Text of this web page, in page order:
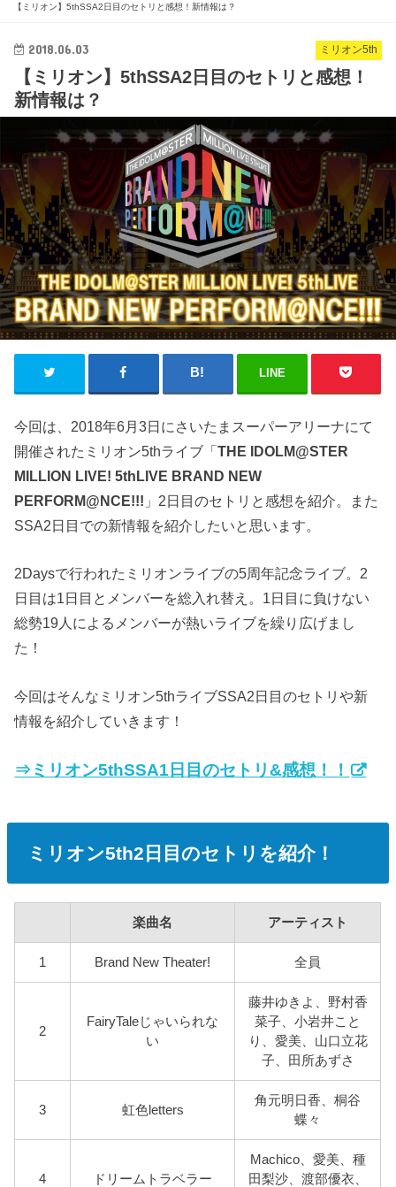
【ミリオン】5thSSA2日目のセトリと感想！新情報は？
ミリオン5th
2018.06.03
【ミリオン】5thSSA2日目のセトリと感想！
新情報は？
LINE
今回は、2018年6月3日にさいたまスーパーアリーナにて
開催されたミリオン5thライブ「THE IDOLM@STER
MILLION LIVE! 5thLIVE BRAND NEW
PERFORM@NCE!!! 」2日目のセトリと感想を紹介。また
SSA2日目での新情報を紹介したいと思います。
2Daysで行われたミリオンライブの5周年記念ライブ。2
日目は1日目とメンバーを総入れ替え。1日目に負けない
総勢19人によるメンバーが熱いライブを繰り広げまし
た！
今回はそんなミリオン5thライブSSA2日目のセトリや新
情報を紹介していきます！
⇒ミリオン5thSSA1日目のセトリ&感想！！
ミリオン5th2日目のセトリを紹介！
楽曲名 アーティスト
1 Brand New Theater! 全員
2
FairyTaleじゃいられな
い
藤井ゆきよ、野村香
菜子、小岩井こと
り、愛美、山口立花
子、田所あずさ
3 虹色letters
角元明日香、桐谷
蝶々
4 ドリームトラベラー
Machico、愛美、種
田梨沙、渡部優衣、